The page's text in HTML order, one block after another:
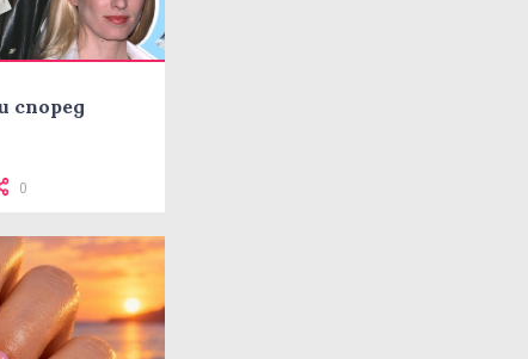
според
0